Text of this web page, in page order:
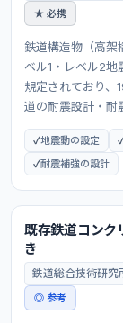
★ 必携
鉄道構造物（高架
ベル1・レベル2
規定されており、
道の耐震設計・耐
地震動の設定
耐震補強の設計
既存鉄道コンク
き
鉄道総合技術研究
◎ 参考